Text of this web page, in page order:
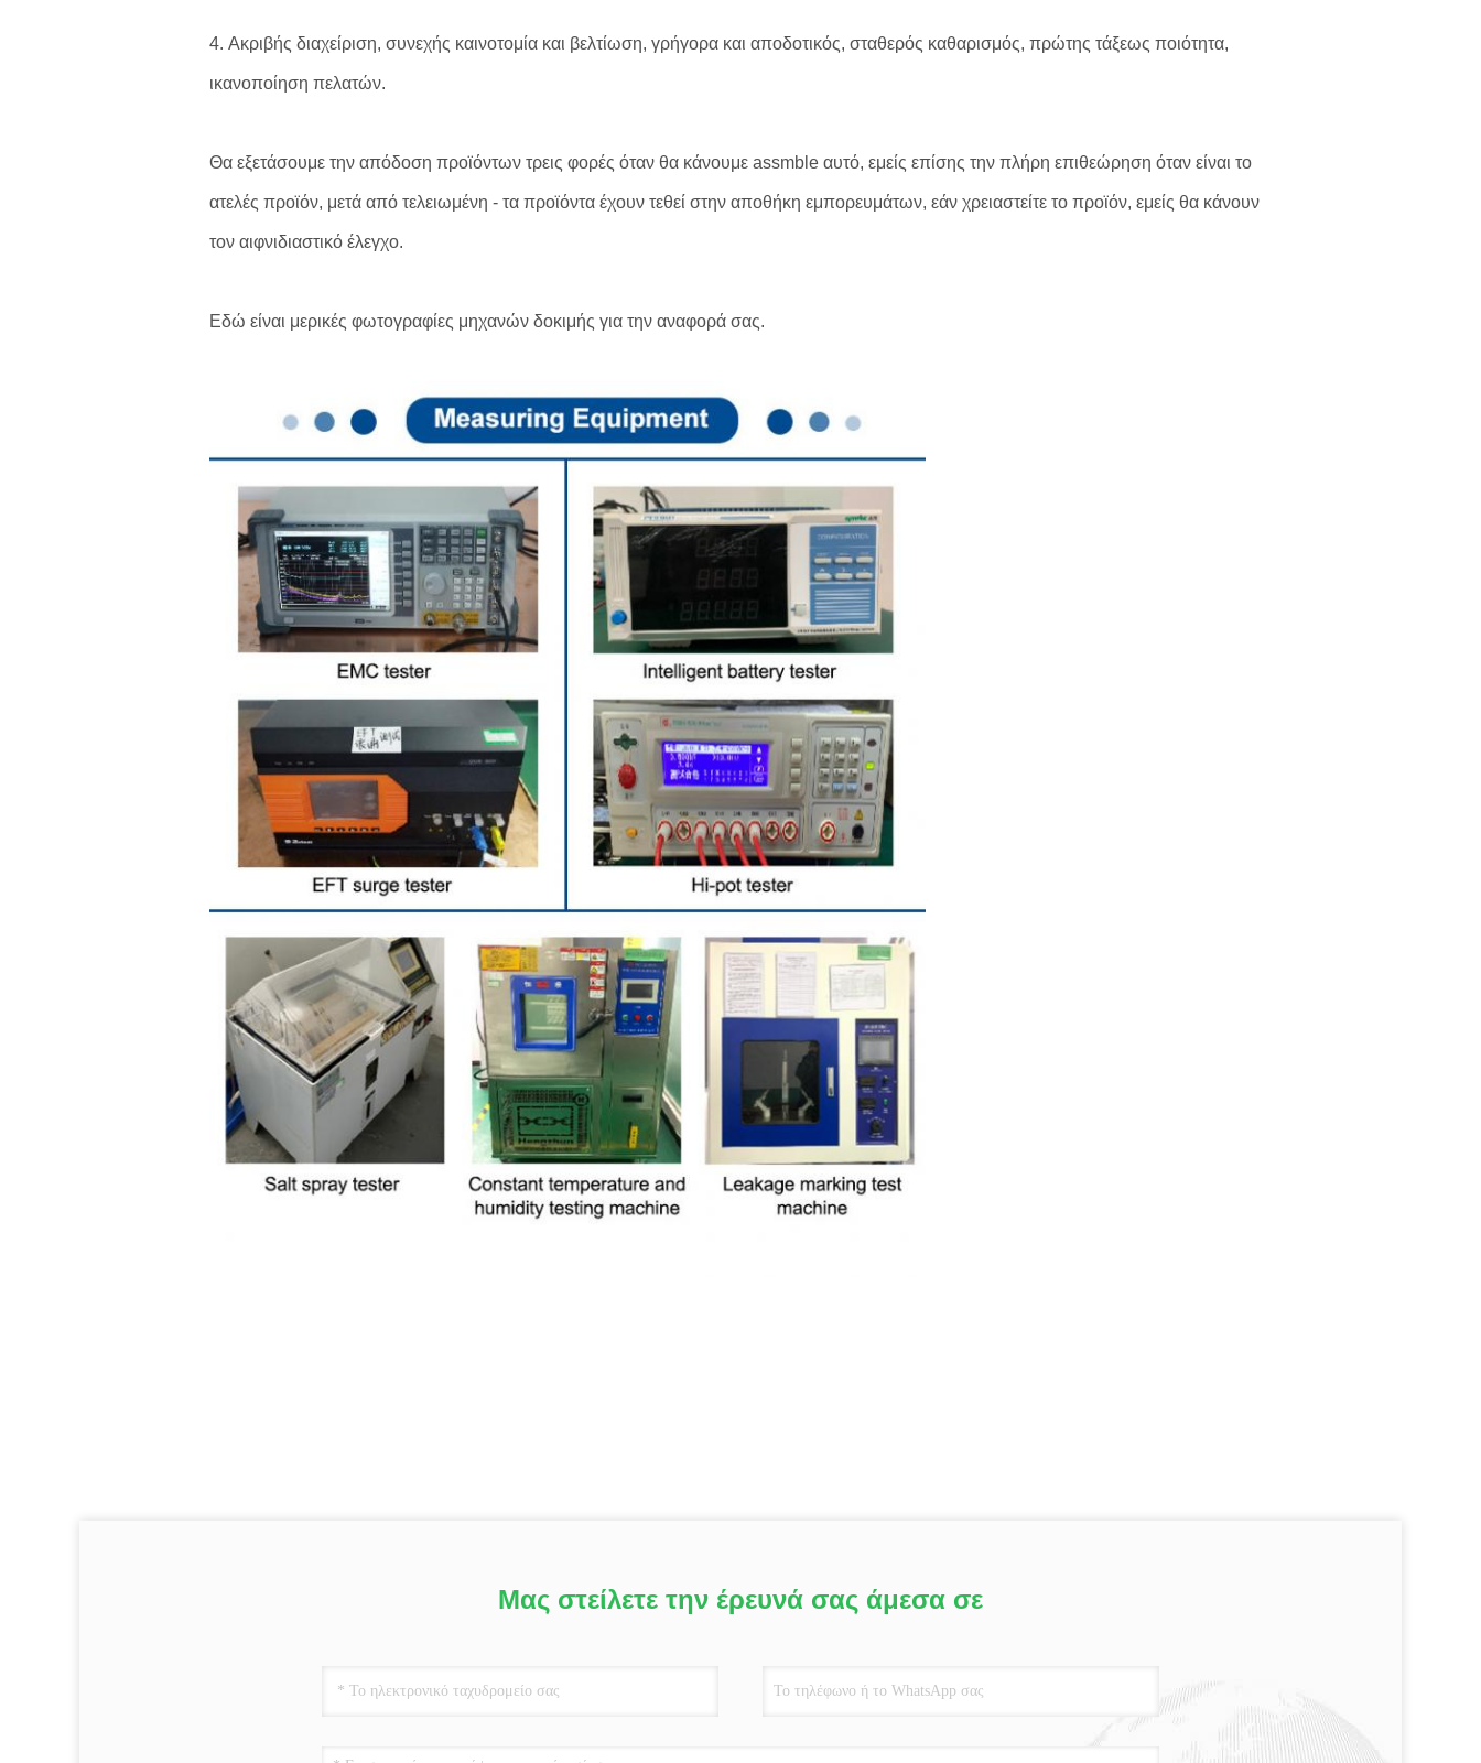
4. Ακριβής διαχείριση, συνεχής καινοτομία και βελτίωση, γρήγορα και αποδοτικός, σταθερός καθαρισμός, πρώτης τάξεως ποιότητα,
ικανοποίηση πελατών.
Θα εξετάσουμε την απόδοση προϊόντων τρεις φορές όταν θα κάνουμε assmble αυτό, εμείς επίσης την πλήρη επιθεώρηση όταν είναι το
ατελές προϊόν, μετά από τελειωμένη - τα προϊόντα έχουν τεθεί στην αποθήκη εμπορευμάτων, εάν χρειαστείτε το προϊόν, εμείς θα κάνουν
τον αιφνιδιαστικό έλεγχο.
Εδώ είναι μερικές φωτογραφίες μηχανών δοκιμής για την αναφορά σας.
Μας στείλετε την έρευνά σας άμεσα σε